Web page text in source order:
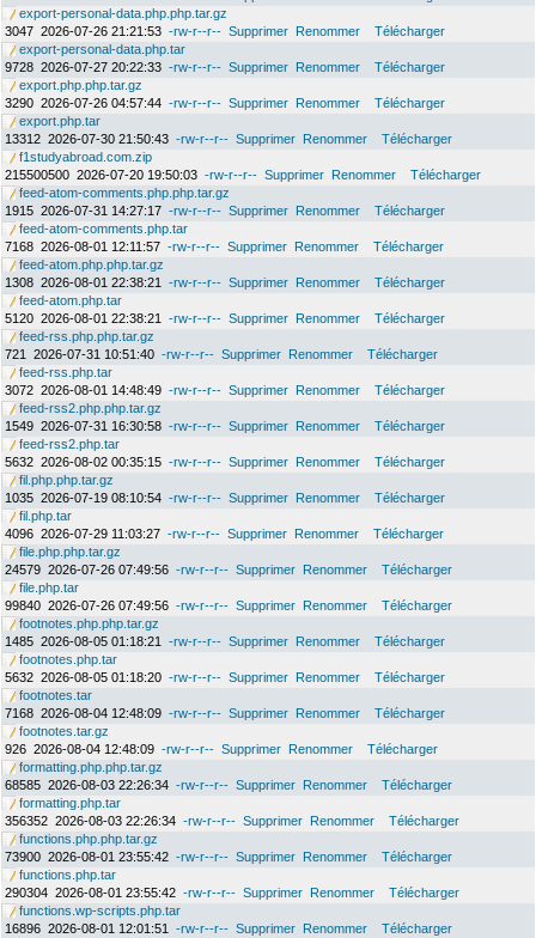
export-personal-data.php.php.tar.gz
3047 2026-07-26 21:21:53 -rw-r--r-- Supprimer Renommer
Télécharger
export-personal-data.php.tar
9728 2026-07-27 20:22:33 -rw-r--r-- Supprimer Renommer
Télécharger
export.php.php.tar.gz
3290 2026-07-26 04:57:44 -rw-r--r-- Supprimer Renommer
Télécharger
export.php.tar
13312 2026-07-30 21:50:43 -rw-r--r-- Supprimer Renommer
Télécharger
f1studyabroad.com.zip
215500500 2026-07-20 19:50:03 -rw-r--r-- Supprimer Renommer
Télécharger
feed-atom-comments.php.php.tar.gz
1915 2026-07-31 14:27:17 -rw-r--r-- Supprimer Renommer
Télécharger
feed-atom-comments.php.tar
7168 2026-08-01 12:11:57 -rw-r--r-- Supprimer Renommer
Télécharger
feed-atom.php.php.tar.gz
1308 2026-08-01 22:38:21 -rw-r--r-- Supprimer Renommer
Télécharger
feed-atom.php.tar
5120 2026-08-01 22:38:21 -rw-r--r-- Supprimer Renommer
Télécharger
feed-rss.php.php.tar.gz
721
2026-07-31 10:51:40 -rw-r--r-- Supprimer Renommer
Télécharger
feed-rss.php.tar
3072 2026-08-01 14:48:49 -rw-r--r-- Supprimer Renommer
Télécharger
feed-rss2.php.php.tar.gz
1549 2026-07-31 16:30:58 -rw-r--r-- Supprimer Renommer
Télécharger
feed-rss2.php.tar
5632 2026-08-02 00:35:15 -rw-r--r-- Supprimer Renommer
Télécharger
fil.php.php.tar.gz
1035 2026-07-19 08:10:54 -rw-r--r-- Supprimer Renommer
Télécharger
fil.php.tar
4096 2026-07-29 11:03:27 -rw-r--r-- Supprimer Renommer
Télécharger
file.php.php.tar.gz
24579 2026-07-26 07:49:56 -rw-r--r-- Supprimer Renommer
Télécharger
file.php.tar
99840 2026-07-26 07:49:56 -rw-r--r-- Supprimer Renommer
Télécharger
footnotes.php.php.tar.gz
1485 2026-08-05 01:18:21 -rw-r--r-- Supprimer Renommer
Télécharger
footnotes.php.tar
5632 2026-08-05 01:18:20 -rw-r--r-- Supprimer Renommer
Télécharger
footnotes.tar
7168 2026-08-04 12:48:09 -rw-r--r-- Supprimer Renommer
Télécharger
footnotes.tar.gz
926 2026-08-04 12:48:09 -rw-r--r-- Supprimer Renommer
Télécharger
formatting.php.php.tar.gz
68585 2026-08-03 22:26:34 -rw-r--r-- Supprimer Renommer
Télécharger
formatting.php.tar
356352 2026-08-03 22:26:34 -rw-r--r-- Supprimer Renommer
Télécharger
functions.php.php.tar.gz
73900 2026-08-01 23:55:42 -rw-r--r-- Supprimer Renommer
Télécharger
functions.php.tar
290304 2026-08-01 23:55:42 -rw-r--r-- Supprimer Renommer
Télécharger
functions.wp-scripts.php.tar
16896 2026-08-01 12:01:51 -rw-r--r-- Supprimer Renommer
Télécharger